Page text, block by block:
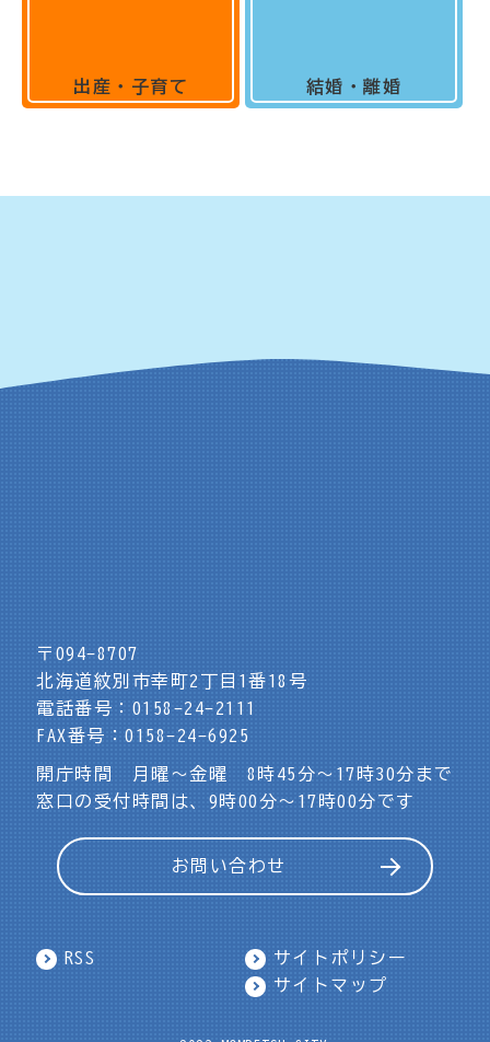
出産・子育て 結婚・離婚
〒094-8707
北海道紋別市幸町2丁目1番18号
電話番号：0158-24-2111
FAX番号：0158-24-6925
開庁時間 月曜～金曜 8時45分～17時30分まで
窓口の受付時間は、9時00分～17時00分です
お問い合わせ
RSS
サイトポリシー
サイトマップ